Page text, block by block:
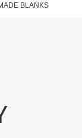
BLANKS